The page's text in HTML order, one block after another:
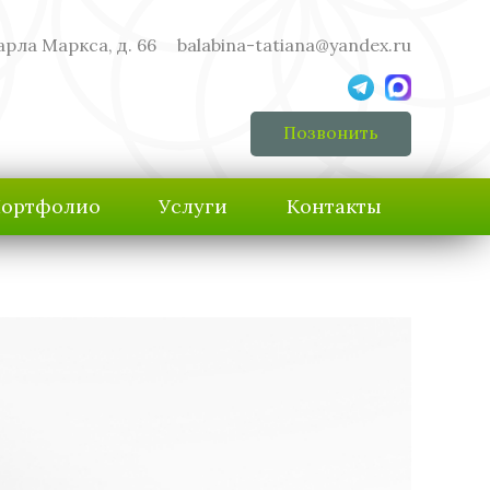
Маркса, д. 66 balabina-tatiana@yandex.ru
Позвонить
Услуги Контакты